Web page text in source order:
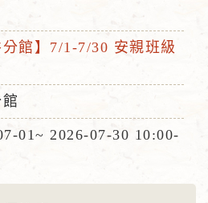
分館】7/1-7/30 安親班級
01~ 2026-07-30 10:00-